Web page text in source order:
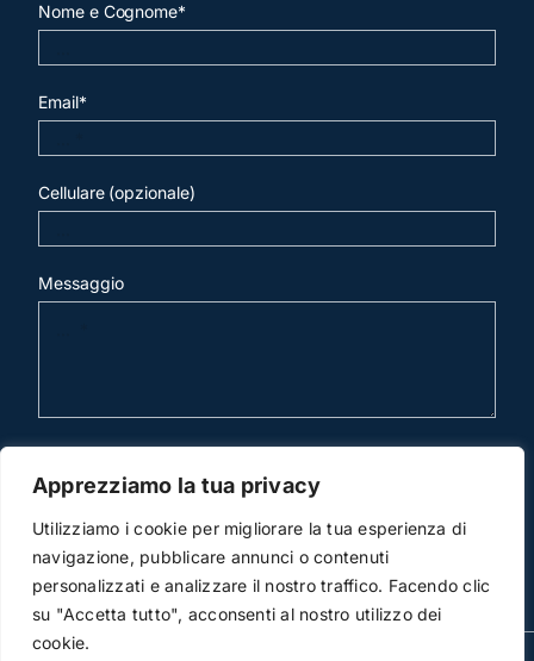
Apprezziamo la tua privacy
Utilizziamo i cookie per migliorare la tua esperienza di
navigazione, pubblicare annunci o contenuti
personalizzati e analizzare il nostro traffico. Facendo clic
su "Accetta tutto", acconsenti al nostro utilizzo dei
cookie.
Nome e Cognome*
Email*
Cellulare (opzionale)
Messaggio
invia mail